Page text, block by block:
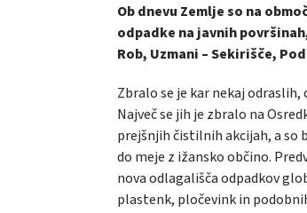
Ob dnevu Zemlje so na
odpadke na javnih
Rob, Uzmani – Sekirišče,
Zbralo se je kar nekaj
Največ se jih je zbralo na
prejšnjih čistilnih akcijah, a so
do meje z ižansko občino.
nova odlagališča odpadkov
plastenk, pločevink in